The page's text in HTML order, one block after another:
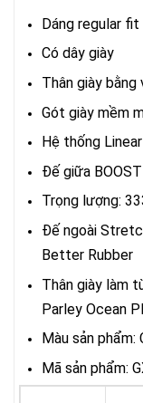
Dáng regular fit
Có dây giày
Thân giày
Gót giày mềm
Hệ thống
Đế giữa BOOST
Trọng lượng:
Đế ngoài
Better Rubber
Thân giày làm
Parley Ocean
Màu sản
Mã sản phẩm: